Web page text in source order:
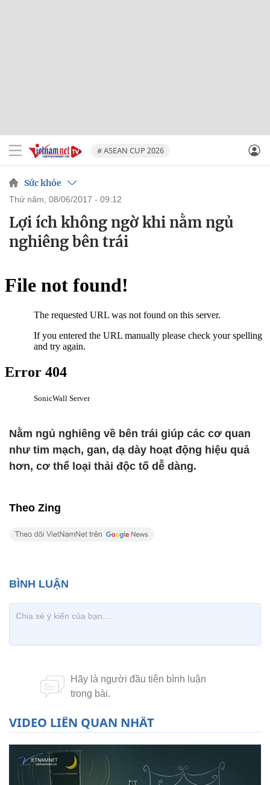
# ASEAN CUP 2026
Sức khỏe
thứ năm, 08/06/2017 - 09:12
Lợi ích không ngờ khi nằm ngủ
nghiêng bên trái
Nằm ngủ nghiêng về bên trái giúp các cơ quan
như tim mạch, gan, dạ dày hoạt động hiệu quả
hơn, cơ thể loại thải độc tố dễ dàng.
Theo Zing
VIDEO LIÊN QUAN NHẤT